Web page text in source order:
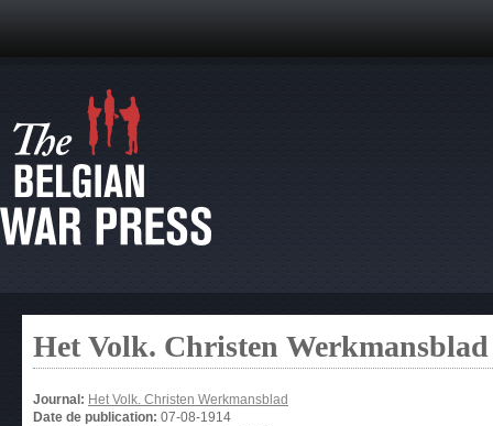
Het Volk. Christen Werkmansblad
Journal: Het Volk. Christen Werkmansblad
Date de publication: 07-08-1914